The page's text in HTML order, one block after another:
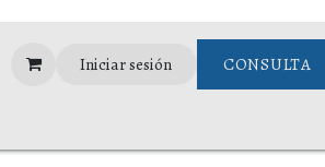
Iniciar sesión CONSULTA